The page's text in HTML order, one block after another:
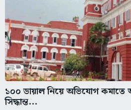
১০০ ডায়াল নিয়ে অভিযোগ কমাতে
সিদ্ধান্ত...